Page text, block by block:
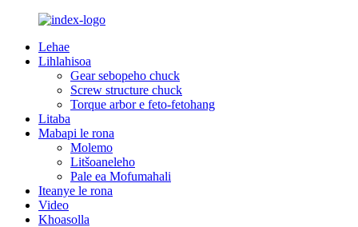
Lehae
Lihlahisoa
Gear sebopeho chuck
Screw structure chuck
Torque arbor e feto-fetohang
Litaba
Mabapi le rona
Molemo
Litšoaneleho
Pale ea Mofumahali
Iteanye le rona
Video
Khoasolla